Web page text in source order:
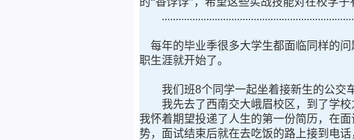
每年的毕业季很多大学生都面临同样的
职生涯就开始了。
我们班8个同学一起坐着接新生的公交车
我先去了西南交大峨眉校区，到了学校
我怀着期望投递了人生的第一份简历，在
势，面试结束后就在去吃饭的路上接到电